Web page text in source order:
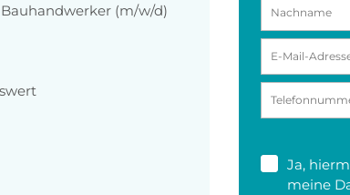
(m/w/d)
Ja,
meine